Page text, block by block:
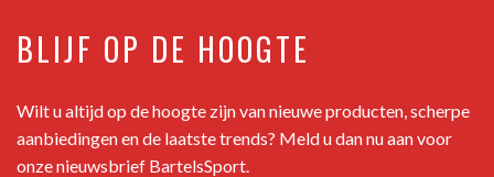
BLIJF OP DE HOOGTE
Wilt u altijd op de hoogte zijn van nieuwe producten, scherpe
aanbiedingen en de laatste trends? Meld u dan nu aan voor
onze nieuwsbrief BartelsSport.